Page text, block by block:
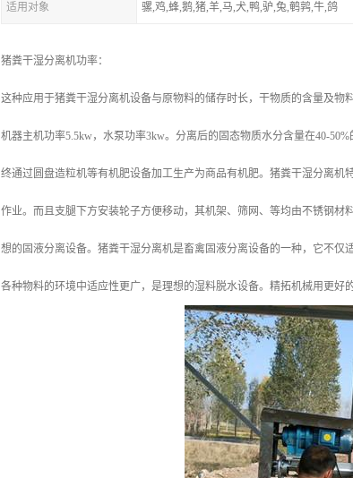
适用对象 骡,鸡,蜂,鹅,猪,羊,马,犬,鸭,驴,兔,鹌鹑,牛,鸽
猪粪干湿分离机功率：
这种应用于猪粪干湿分离机设备与原物料的储存时长，干物质的含量及
机器主机功率5.5kw，水泵功率3kw。分离后的固态物质水分含量在40-
终通过圆盘造粒机等有机肥设备加工生产为商品有机肥。猪粪干湿分离
作业。而且支腿下方安装轮子方便移动，其机架、筛网、等均由不锈钢
想的固液分离设备。猪粪干湿分离机是畜禽固液分离设备的一种，它不
各种物料的环境中适应性更广，是理想的湿料脱水设备。精拓机械用更好